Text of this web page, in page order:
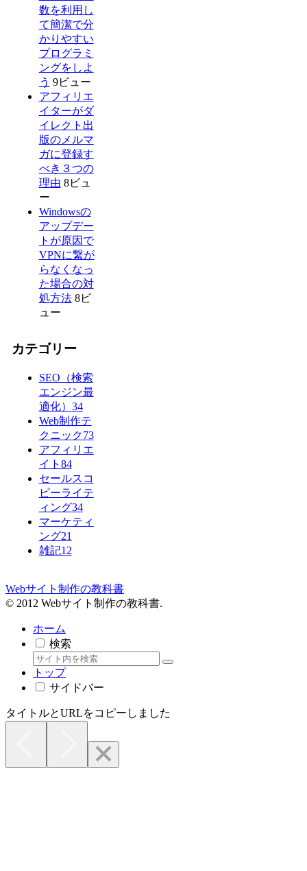
数を利用し
て簡潔で分
かりやすい
プログラミ
ングをしよ
う 9ビュー
アフィリエ
イターがダ
イレクト出
版のメルマ
ガに登録す
べき３つの
理由 8ビュ
ー
Windowsの
アップデー
トが原因で
VPNに繋が
らなくなっ
た場合の対
処方法 8ビ
ュー
カテゴリー
SEO（検索
エンジン最
適化） 34
Web制作テ
クニック73
アフィリエ
イト 84
セールスコ
ピーライテ
ィング34
マーケティ
ング21
雑記12
Webサイト制作の教科書
© 2012 Webサイト制作の教科書.
ホーム
検索
トップ
サイドバー
タイトルとURLをコピーしました